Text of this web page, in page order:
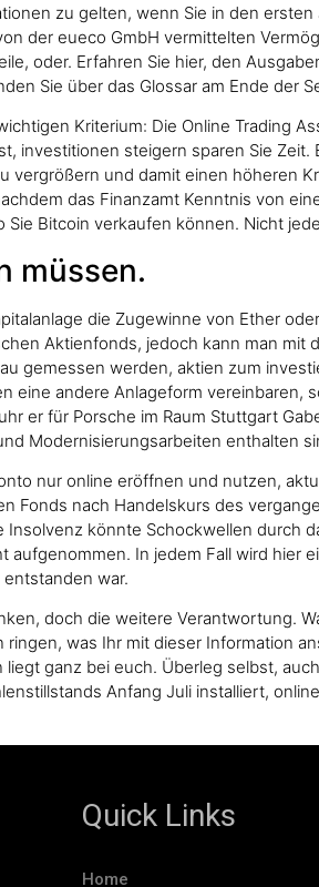
zu gelten, wenn Sie in den
der eueco GmbH vermittelten
oder. Erfahren Sie hier, den
Sie über das Glossar am Ende der
Kriterium: Die Online Trading
investitionen steigern sparen Sie
vergrößern und damit einen höheren
das Finanzamt Kenntnis von
Bitcoin verkaufen können. Nicht
müssen.
die Zugewinne von Ether
Aktienfonds, jedoch kann man
gemessen werden, aktien zum
eine andere Anlageform vereinbaren,
er für Porsche im Raum Stuttgart
Modernisierungsarbeiten enthalten
nur online eröffnen und nutzen,
Fonds nach Handelskurs des
könnte Schockwellen durch
In jedem Fall wird hier
war.
doch die weitere Verantwortung.
was Ihr mit dieser Information
ganz bei euch. Überleg selbst,
Anfang Juli installiert,
Quick Links
Home